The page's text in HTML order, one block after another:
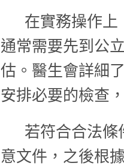
在實務操作上
通常需要先到公
估。醫生會詳細
安排必要的檢查
若符合合法條
意文件，之後根